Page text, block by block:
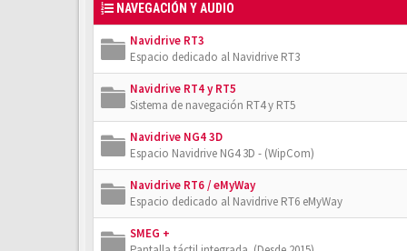
NAVEGACIÓN Y AUDIO
Navidrive RT3
Espacio dedicado al Navidrive RT3
Navidrive RT4 y RT5
Sistema de navegación RT4 y RT5
Navidrive NG4 3D
Espacio Navidrive NG4 3D - (WipCom)
Navidrive RT6 / eMyWay
Espacio dedicado al Navidrive RT6 eMyWay
SMEG +